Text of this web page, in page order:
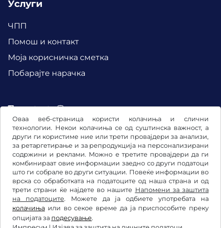
Оваа веб-страница користи колачиња и слични
технологии. Некои колачиња се од суштинска важност, а
други ги користиме ние или трети провајдери за анализи,
за ретаргетирање и за репродукција на персонализирани
содржини и реклами. Можно е третите провајдери да ги
комбинираат овие информации заедно со други податоци
што ги собрале во други ситуации. Повеќе информации во
врска со обработката на податоците од наша страна и од
трети страни ќе најдете во нашите Напомени за заштита
на податоците. Можете да ја одбиете употребата на
колачиња или во секое време да ја приспособите преку
опцијата за подесување.
Услуги
ЧПП
Помош и контакт
Mоја корисничка сметка
Побарајте нарачка
Facebook Instagram
Општи услови и правила / Право на откажување